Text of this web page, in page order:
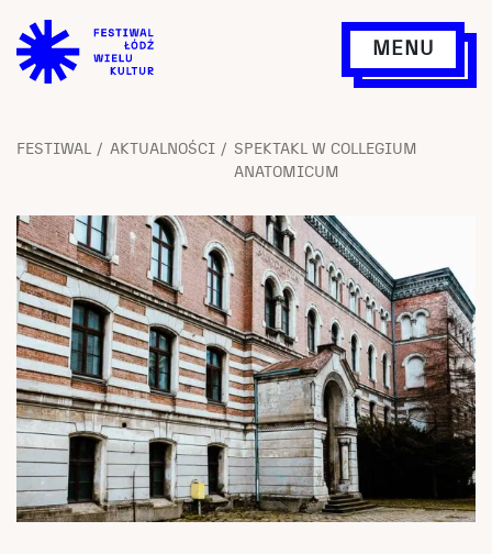
MENU
FESTIWAL AKTUALNOŚCI
SPEKTAKL W COLLEGIUM
ANATOMICUM